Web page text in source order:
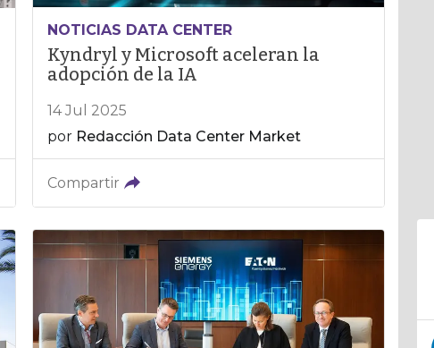
NOTICIAS DATA CENTER
Kyndryl y Microsoft aceleran la
adopción de la IA
14 Jul 2025
por Redacción Data Center Market
Compartir